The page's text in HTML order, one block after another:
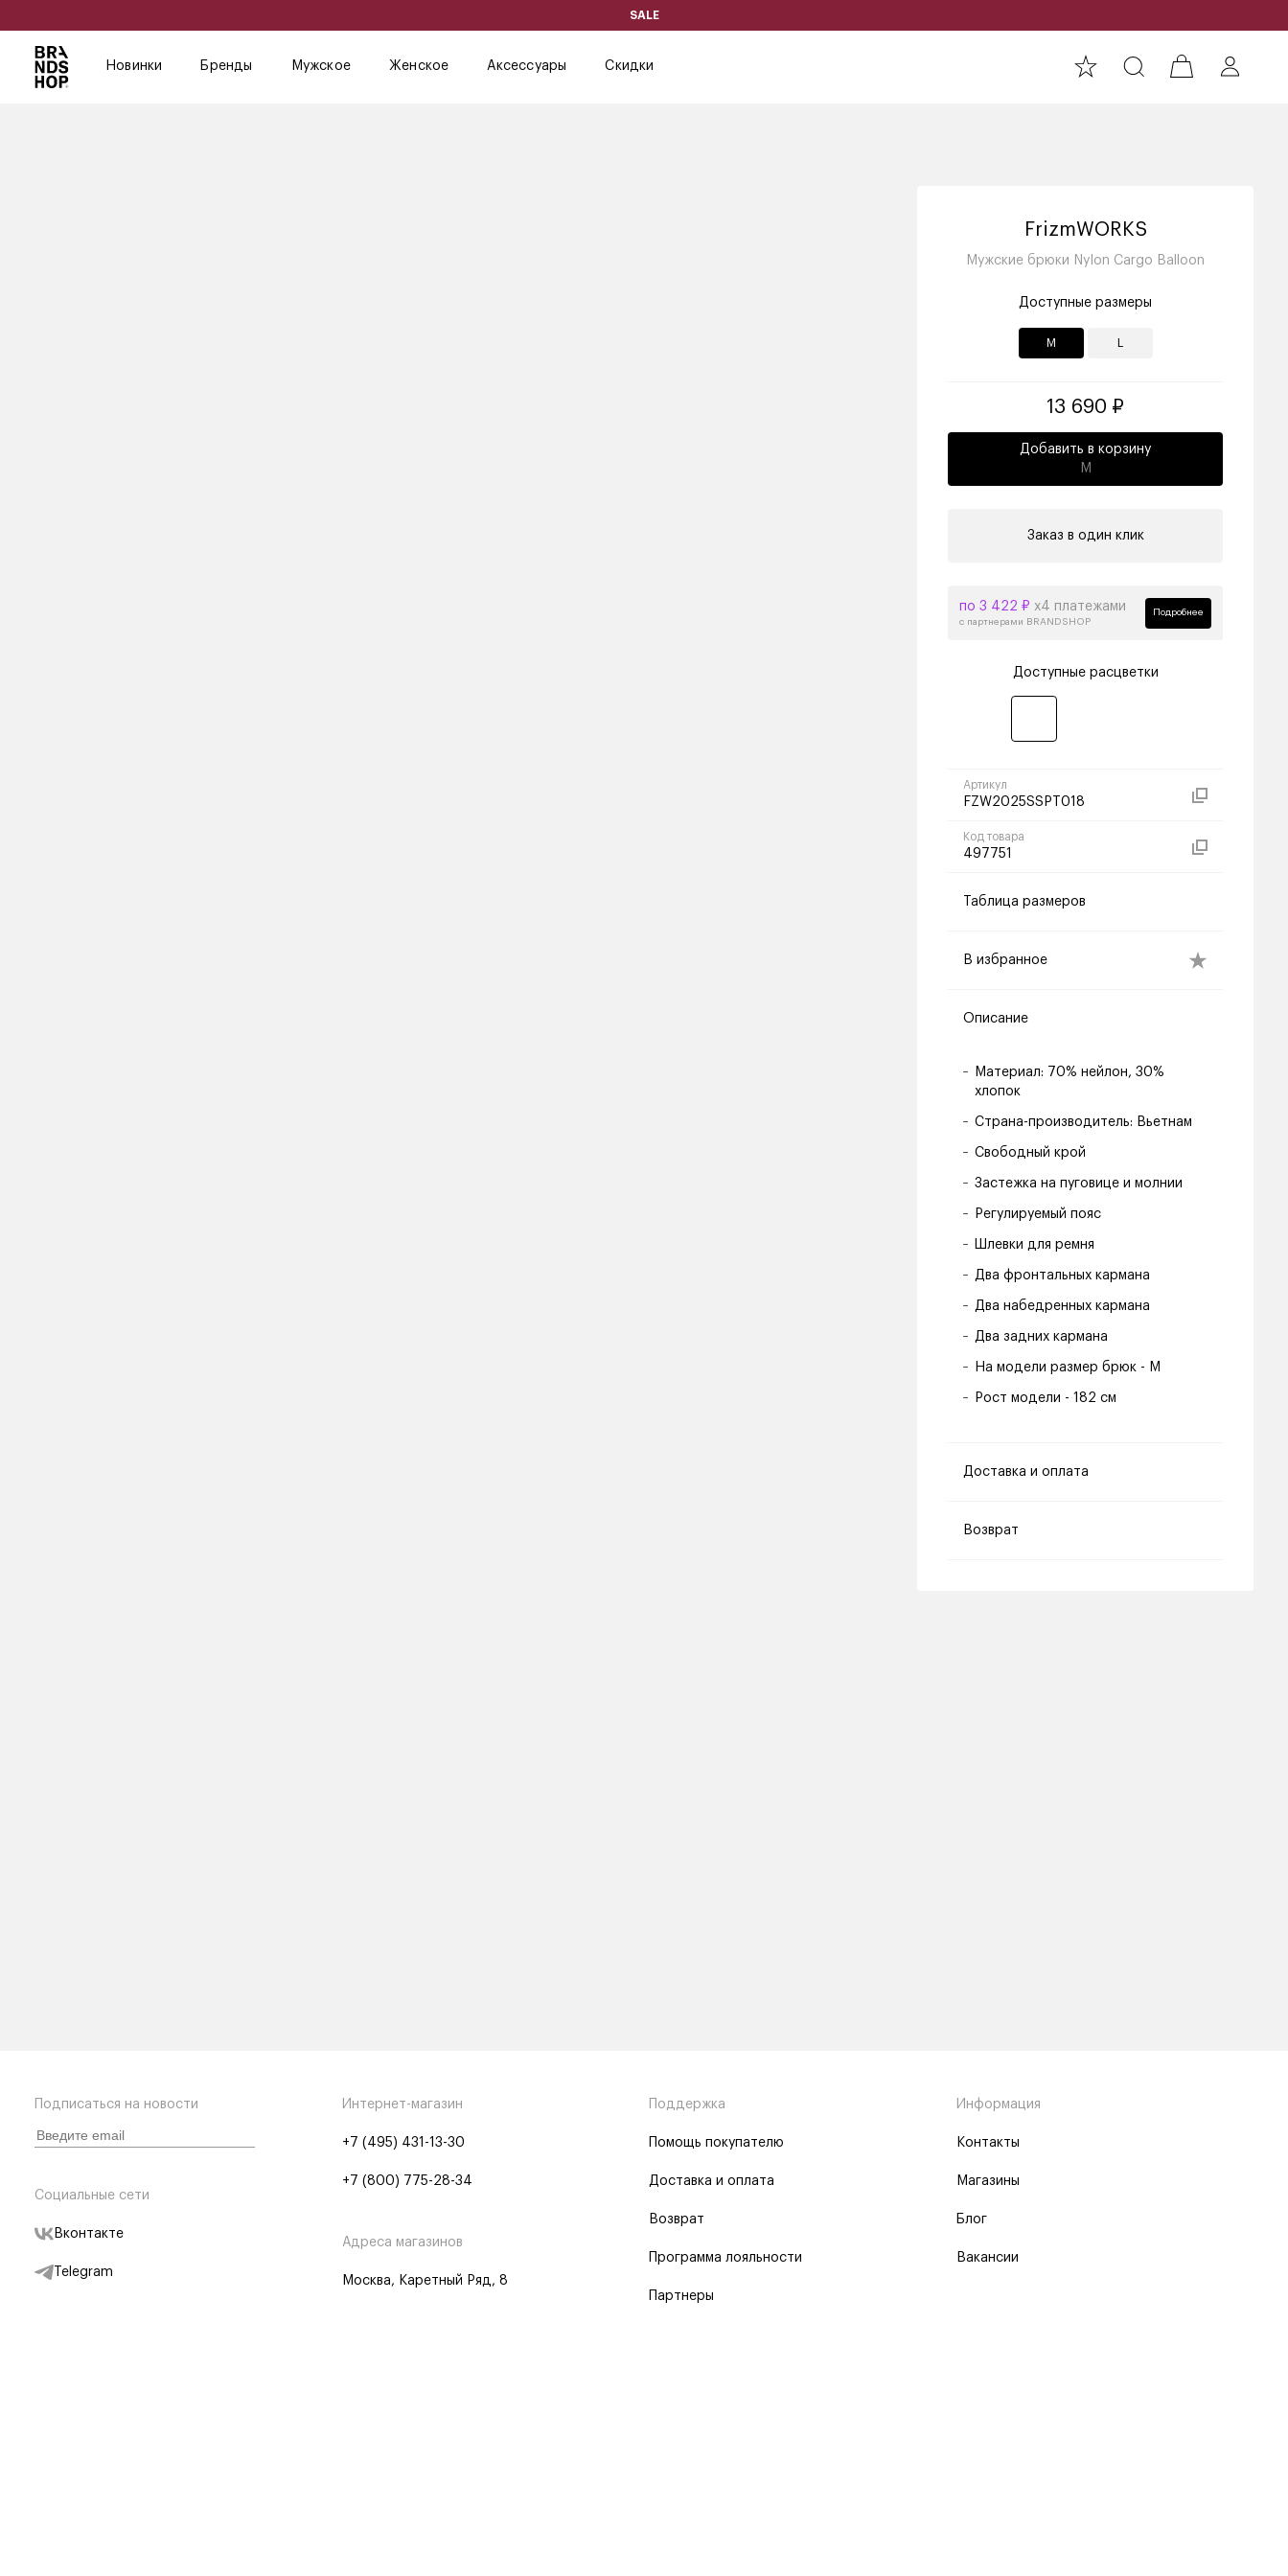
SALE
Новинки Бренды Мужское Женское Аксессуары Скидки
FrizmWORKS
Мужские брюки Nylon Cargo Balloon
Доступные размеры
M
13 690 ₽
Добавить в корзину
M
Заказ в один клик
по 3 422 ₽ х4 платежами
с партнерами BRANDSHOP
Подробнее
Доступные расцветки
Артикул
FZW2025SSPT018
Код товара
497751
Таблица размеров
В избранное
Описание
Материал: 70% нейлон, 30%
хлопок
Страна-производитель: Вьетнам
Свободный крой
Застежка на пуговице и молнии
Регулируемый пояс
Шлевки для ремня
Два фронтальных кармана
Два набедренных кармана
Два задних кармана
На модели размер брюк - M
Рост модели - 182 см
Доставка и оплата
Возврат
Подписаться на новости
Социальные сети
Вконтакте
Telegram
Интернет-магазин
+7 (495) 431-13-30
+7 (800) 775-28-34
Адреса магазинов
Москва, Каретный Ряд, 8
Поддержка
Помощь покупателю
Доставка и оплата
Возврат
Программа лояльности
Партнеры
Информация
Контакты
Магазины
Блог
Вакансии